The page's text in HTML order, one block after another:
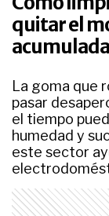
quitar el
acumulada
La goma que
pasar
el tiempo
humedad y
este sector